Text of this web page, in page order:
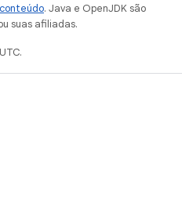
. Java e OpenJDK são
suas afiliadas.